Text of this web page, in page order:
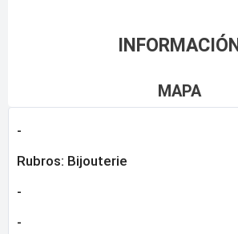
INFORMACIÓN
MAPA
-
Rubros: Bijouterie
-
-